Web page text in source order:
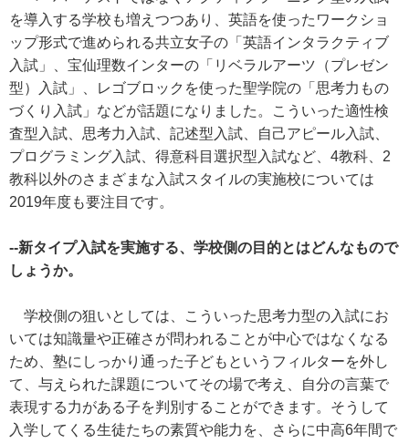
を導入する学校も増えつつあり、英語を使ったワークショ
ップ形式で進められる共立女子の「英語インタラクティブ
入試」、宝仙理数インターの「リベラルアーツ（プレゼン
型）入試」、レゴブロックを使った聖学院の「思考力もの
づくり入試」などが話題になりました。こういった適性検
査型入試、思考力入試、記述型入試、自己アピール入試、
プログラミング入試、得意科目選択型入試など、4教科、2
教科以外のさまざまな入試スタイルの実施校については
2019年度も要注目です。
--新タイプ入試を実施する、学校側の目的とはどんなもので
しょうか。
学校側の狙いとしては、こういった思考力型の入試にお
いては知識量や正確さが問われることが中心ではなくなる
ため、塾にしっかり通った子どもというフィルターを外し
て、与えられた課題についてその場で考え、自分の言葉で
表現する力がある子を判別することができます。そうして
入学してくる生徒たちの素質や能力を、さらに中高6年間で